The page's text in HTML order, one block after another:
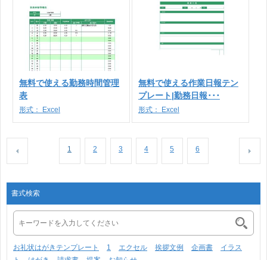
無料で使える勤務時間管理
表
形式： Excel
無料で使える作業日報テン
プレート|勤務日報･･･
形式： Excel
1 2 3 4 5 6
書式検索
お礼状はがきテンプレート 1 エクセル 挨拶文例 企画書
イラス